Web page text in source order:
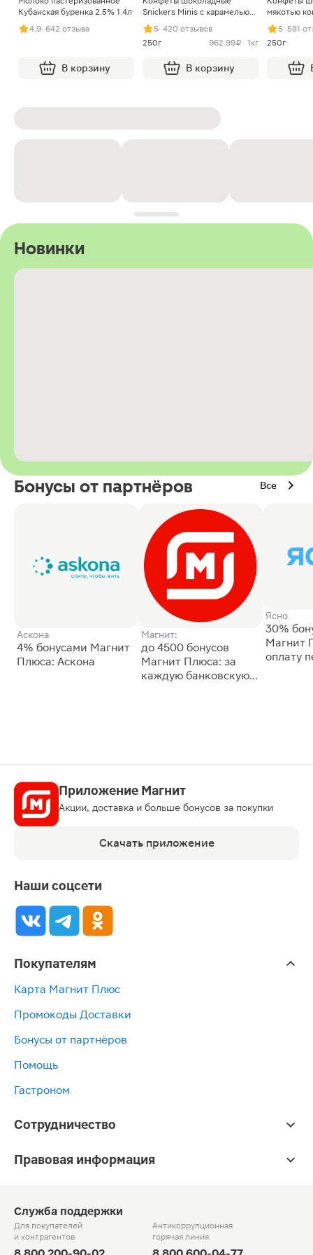
Кубанская буренка 2.5% 1.4л
4.9· 642 отзыва
В корзину
Snickers Minis с карамелью
арахисом и нугой
5· 420 отзывов
250г
962.99 ₽ · 1кг
В корзину
мякотью
5· 581
250г
Новинки
Бонусы от партнёров Все
Аскона
4% бонусами Магнит
Плюса: Аскона
Магнит:
до 4500 бонусов
Магнит Плюса: за
каждую банковскую
Ясно
30%
Магнит
оплату
Приложение Магнит
Акции, доставка и больше бонусов за покупки
Скачать приложение
Наши соцсети
Покупателям
Карта Магнит Плюс
Промокоды Доставки
Бонусы от партнёров
Помощь
Гастроном
Сотрудничество
Правовая информация
Служба поддержки
Для покупателей
и контрагентов
Антикоррупционная
горячая линия